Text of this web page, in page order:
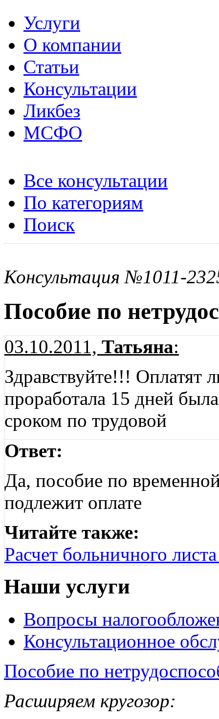
Услуги
О компании
Статьи
Консультации
Ликбез
МСФО
Все консультации
По категориям
Поиск
Консультация №1011-
Пособие по
03.10.2011, Татьяна:
Здравствуйте!!! Оплатят
проработала 15 дней
сроком по трудовой
Ответ:
Да, пособие по
подлежит оплате
Читайте также:
Расчет больничного
Наши услуги
Вопросы
Консультационное
Пособие по
Расширяем кругозор: